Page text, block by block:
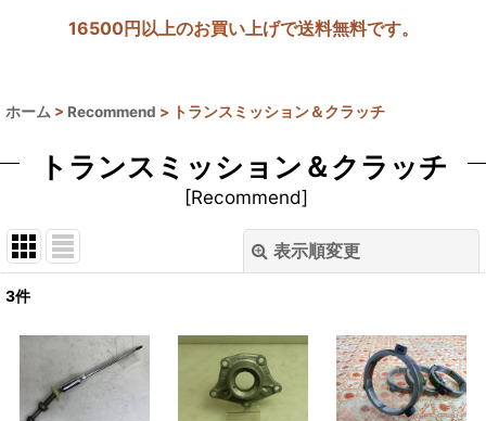
16500円以上のお買い上げで送料無料です。
ホーム > Recommend > トランスミッション＆クラッチ
トランスミッション＆クラッチ
[Recommend]
表示順変更
並び順:
3件